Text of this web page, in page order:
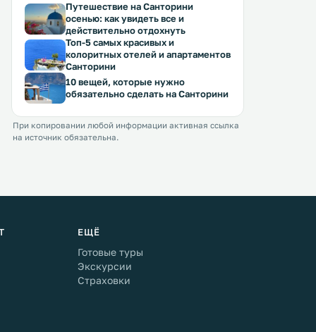
Путешествие на Санторини
осенью: как увидеть все и
действительно отдохнуть
Топ-5 самых красивых и
колоритных отелей и апартаментов
Санторини
10 вещей, которые нужно
обязательно сделать на Санторини
При копировании любой информации активная ссылка
на источник обязательна.
ЕЩЁ
Готовые туры
Экскурсии
Страховки